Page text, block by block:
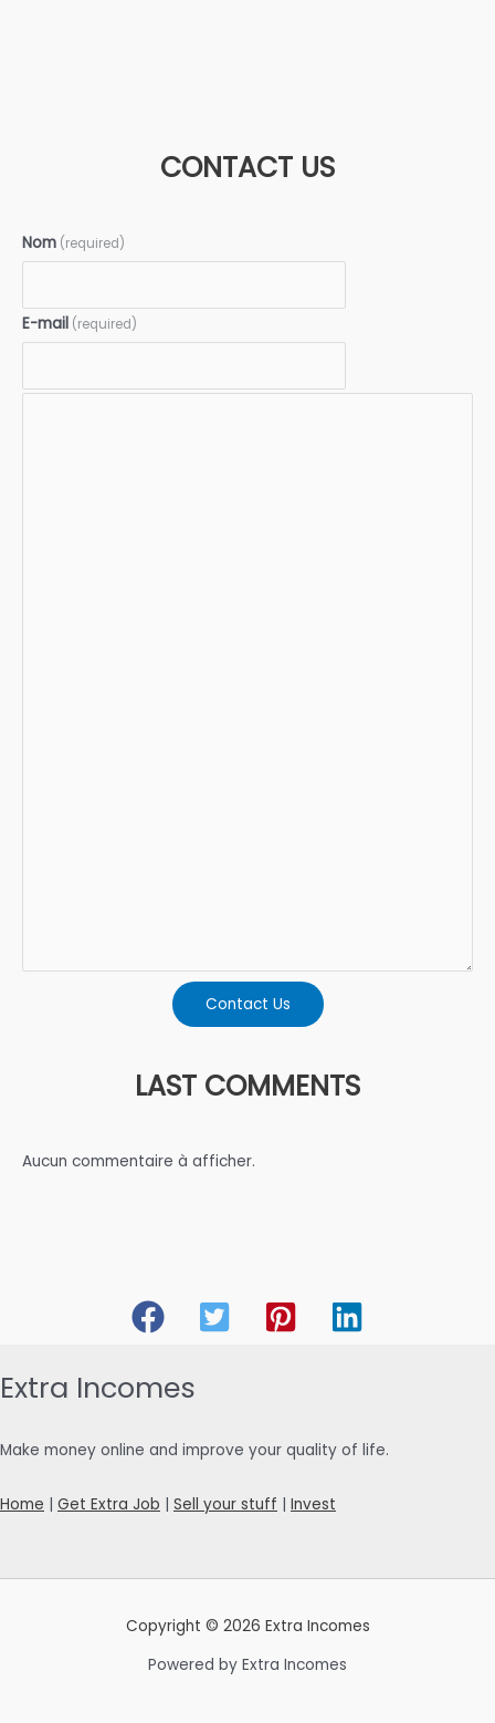
CONTACT US
Nom (required)
E-mail (required)
Contact Us
LAST COMMENTS
Aucun commentaire à afficher.
Extra Incomes
Make money online and improve your quality of life.
Home Get Extra Job Sell your stuff Invest
Copyright © 2026 Extra Incomes
Powered by Extra Incomes